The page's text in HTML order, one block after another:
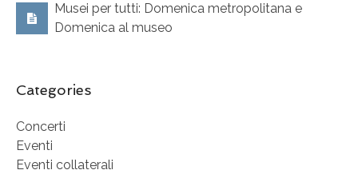
Musei per tutti: Domenica metropolitana e
Domenica al museo
Categories
Concerti
Eventi
Eventi collaterali